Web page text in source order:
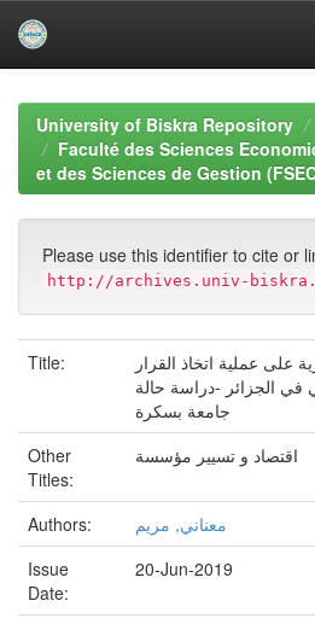
navigationUniversity of Biskra Repository
Faculté des Sciences
et des Sciences de Gestion
Please use this identifier to cite or
http://archives.univ-
Title:
على عملية اتخاذ القرار
في الجزائر -دراسة حالة
جامعة بسكرة
Other
Titles:
اقتصاد و تسيير مؤسسة
Authors:
معناني, مريم
Issue
Date:
20-Jun-2019